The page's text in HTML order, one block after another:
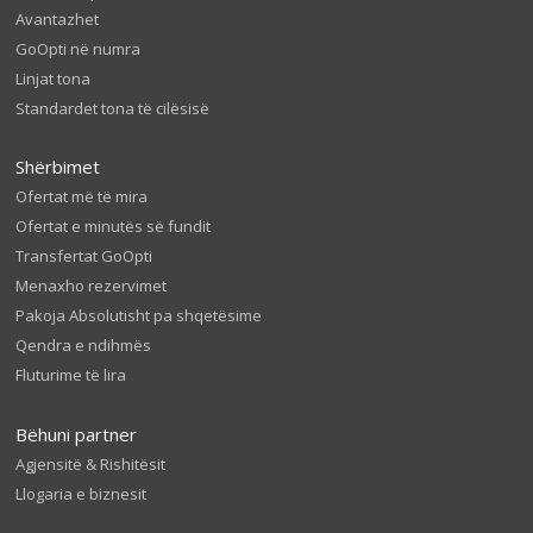
Avantazhet
GoOpti në numra
Linjat tona
Standardet tona të cilësisë
Shërbimet
Ofertat më të mira
Ofertat e minutës së fundit
Transfertat GoOpti
Menaxho rezervimet
Pakoja Absolutisht pa shqetësime
Qendra e ndihmës
Fluturime të lira
Bëhuni partner
Agjensitë & Rishitësit
Llogaria e biznesit